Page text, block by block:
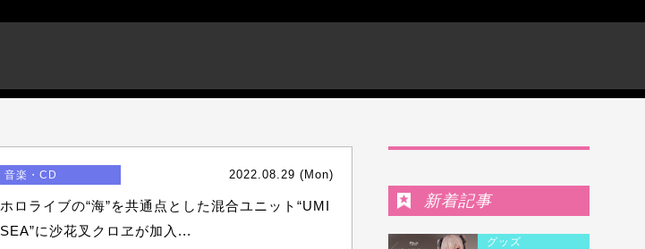
音楽・CD 2022.08.29 (Mon)
ホロライブの“海”を共通点とした混合ユニット“UMI
SEA”に沙花叉クロヱが加入...
新着記事
グッズ